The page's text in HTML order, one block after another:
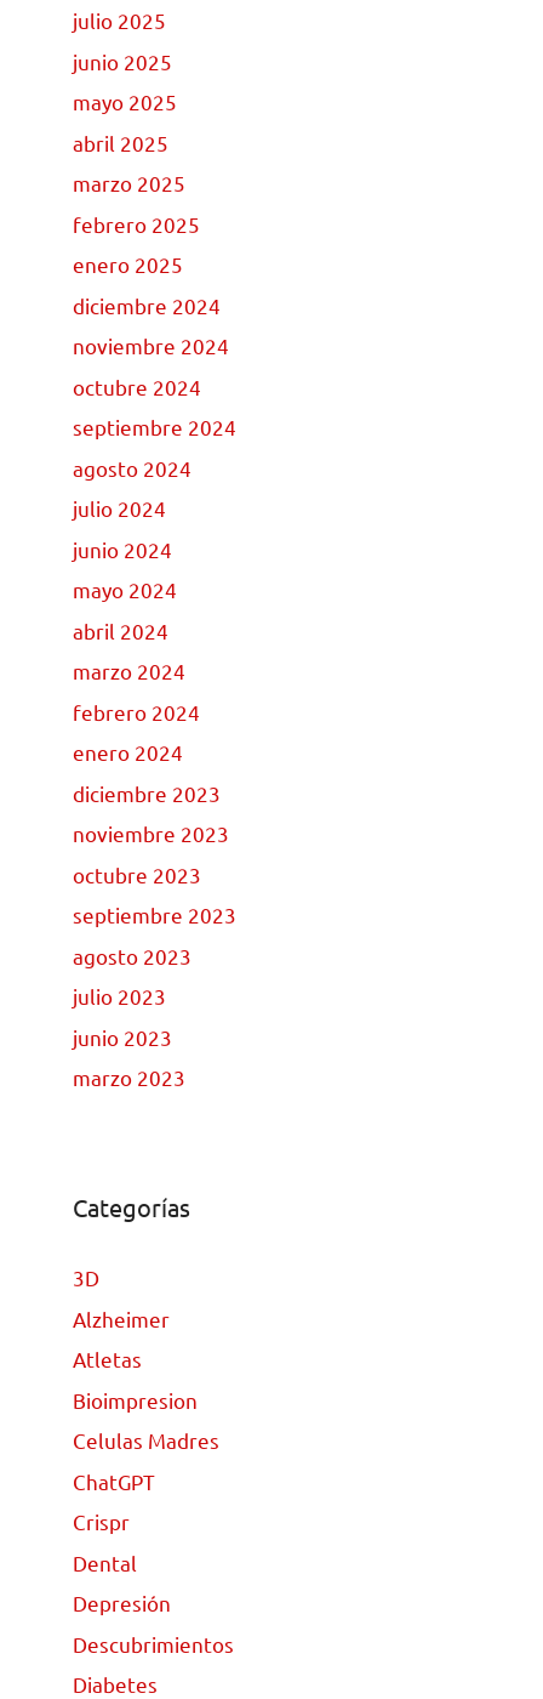
julio 2025
junio 2025
mayo 2025
abril 2025
marzo 2025
febrero 2025
enero 2025
diciembre 2024
noviembre 2024
octubre 2024
septiembre 2024
agosto 2024
julio 2024
junio 2024
mayo 2024
abril 2024
marzo 2024
febrero 2024
enero 2024
diciembre 2023
noviembre 2023
octubre 2023
septiembre 2023
agosto 2023
julio 2023
junio 2023
marzo 2023
Categorías
3D
Alzheimer
Atletas
Bioimpresion
Celulas Madres
ChatGPT
Crispr
Dental
Depresión
Descubrimientos
Diabetes